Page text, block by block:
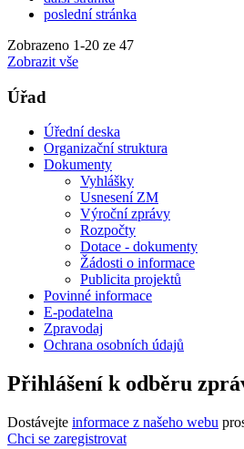
poslední stránka
Zobrazeno 1-20 ze 47
Zobrazit vše
Úřad
Úřední deska
Organizační struktura
Dokumenty
Vyhlášky
Usnesení ZM
Výroční zprávy
Rozpočty
Dotace - dokumenty
Žádosti o informace
Publicita projektů
Povinné informace
E-podatelna
Zpravodaj
Ochrana osobních údajů
Přihlášení k odběru
Dostávejte informace z našeho webu
Chci se zaregistrovat